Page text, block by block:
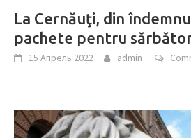
La Cernăuţi, din
pachete pentru
15 Апрель 2022 admin